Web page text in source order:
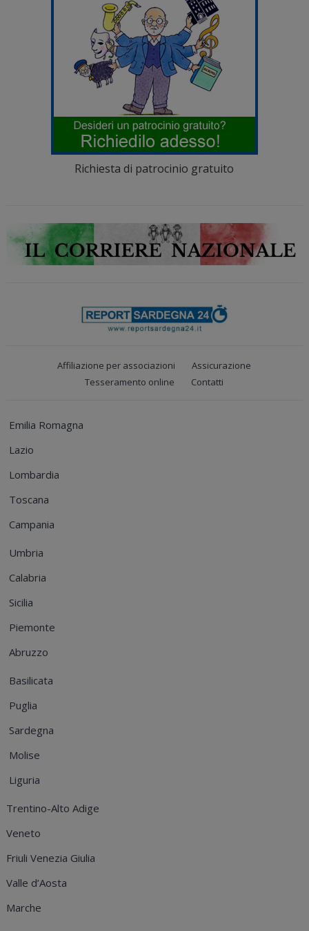
Richiesta di patrocinio gratuito
Affiliazione per associazioni
Assicurazione
Tesseramento online
Contatti
Emilia Romagna
Lazio
Lombardia
Toscana
Campania
Umbria
Calabria
Sicilia
Piemonte
Abruzzo
Basilicata
Puglia
Sardegna
Molise
Liguria
Trentino-Alto Adige
Veneto
Friuli Venezia Giulia
Valle d’Aosta
Marche